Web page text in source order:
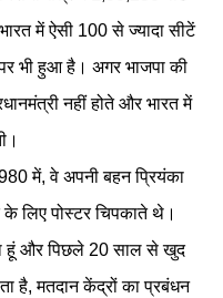
में ऐसी 100 से ज्यादा सीटें
भी हुआ है। अगर भाजपा की
नहीं होते और भारत में
में, वे अपनी बहन प्रियंका
लिए पोस्टर चिपकाते थे।
हूं और पिछले 20 साल से खुद
है, मतदान केंद्रों का प्रबंधन